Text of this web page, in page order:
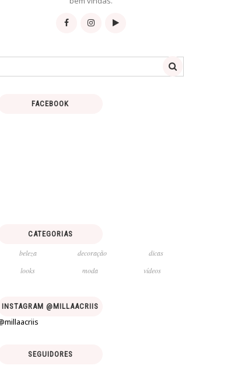
FACEBOOK
CATEGORIAS
beleza decoração
dicas
looks
moda vídeos
INSTAGRAM @MILLAACRIIS
SEGUIDORES